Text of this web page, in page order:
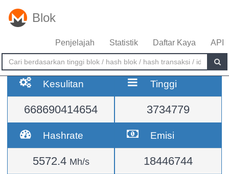
Blok
Penjelajah Statistik Daftar Kaya API
Kesulitan
668690414654
Tinggi
3734779
Hashrate
5572.4 Mh/s
Emisi
18446744